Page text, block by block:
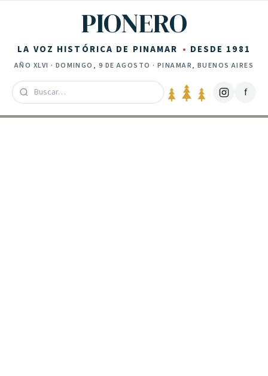
PIONERO
LA VOZ HISTÓRICA DE PINAMAR DESDE 1981
AÑO XLVI · DOMINGO, 9 DE AGOSTO · PINAMAR, BUENOS AIRES
f